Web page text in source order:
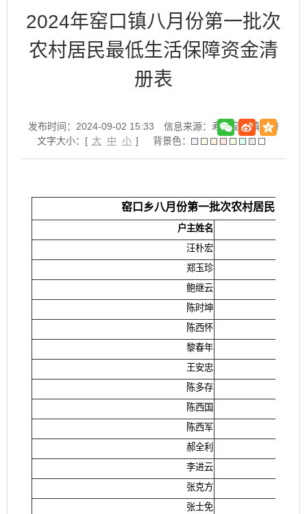
2024年窑口镇八月份第一批次
农村居民最低生活保障资金清
册表
发布时间：2024-09-02 15:33
信息来源：寿县窑口镇政府
文字大小：[ 大 中 小 ] 背景色：
窑口乡八月份第一批次农村居民最低
户主姓名
汪朴宏
郑玉珍
鲍继云
陈时坤
陈西怀
黎春年
王安忠
陈多存
陈西国
陈西军
郝全利
李进云
张克方
张士免